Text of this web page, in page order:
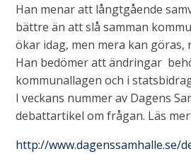
Han menar att långtgående
bättre än att slå samman
ökar idag, men mera kan göras,
Han bedömer att ändringar
kommunallagen och i
I veckans nummer av Dagens
debattartikel om frågan. Läs
http://www.dagenssamhalle.se/